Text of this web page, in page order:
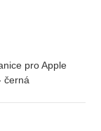
pro Apple
černá